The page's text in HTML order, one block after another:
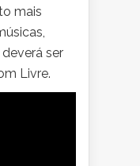
mais
ser
Livre.